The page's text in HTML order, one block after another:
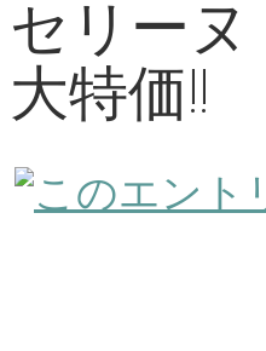
セリーヌ
大特価!!